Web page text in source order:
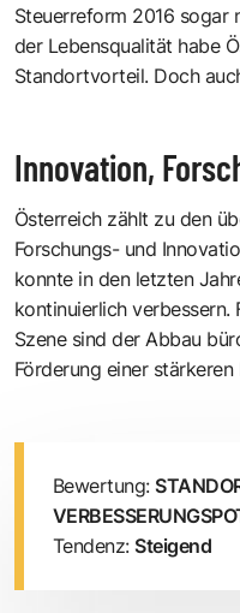
Steuerreform 2016 sogar
der Lebensqualität habe
Standortvorteil. Doch
Innovation,
Österreich zählt zu den
Forschungs- und
konnte in den letzten
kontinuierlich
Szene sind der Abbau
Förderung einer
Bewertung:
Tendenz:Steigend